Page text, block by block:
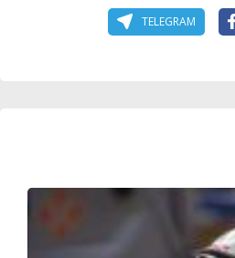
TELEGRAM